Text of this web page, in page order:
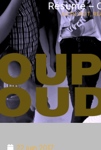
Résumé –
ACTU-ROT,
22 juin 2017